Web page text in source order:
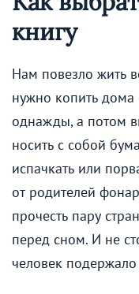
книгу
Нам повезло жить
нужно копить дома
однажды, а потом
носить с собой
испачкать или
от родителей
прочесть пару
перед сном. И не
человек подержало